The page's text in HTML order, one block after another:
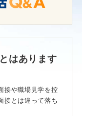
はあります
接や職場見学を控
接とは違って落ち